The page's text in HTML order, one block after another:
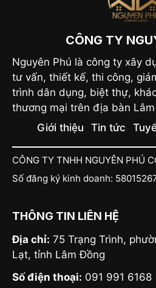
CÔNG TY
Nguyên Phú là công ty xây
tư vấn, thiết kế, thi công,
trình dân dụng, biệt thự,
thương mại trên địa bàn
Giới thiệu
Tin tức
CÔNG TY TNHH NGUYÊN PHÚ
Số đăng ký kinh doanh:
THÔNG TIN LIÊN HỆ
Địa chỉ: 75 Trạng Trình,
Lạt, tỉnh Lâm Đồng
Số điện thoại: 091 991 6168